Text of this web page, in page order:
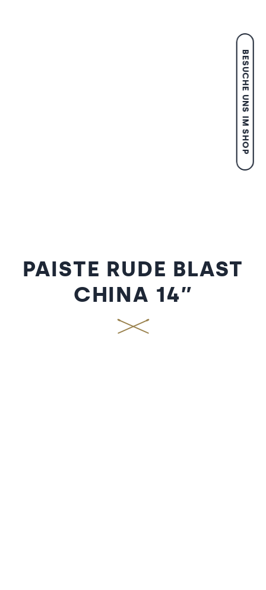
BESUCHE UNS IM SHOP
PAISTE RUDE BLAST
CHINA 14″